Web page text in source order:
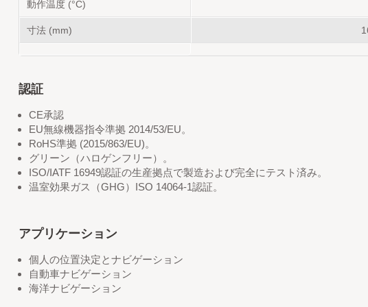
動作温度 (°C)
寸法 (mm)
認証
CE承認
EU無線機器指令準拠 2014/53/EU。
RoHS準拠 (2015/863/EU)。
グリーン（ハロゲンフリー）。
ISO/IATF 16949認証の生産拠点で製造および完全にテスト済み。
温室効果ガス（GHG）ISO 14064-1認証。
アプリケーション
個人の位置決定とナビゲーション
自動車ナビゲーション
海洋ナビゲーション